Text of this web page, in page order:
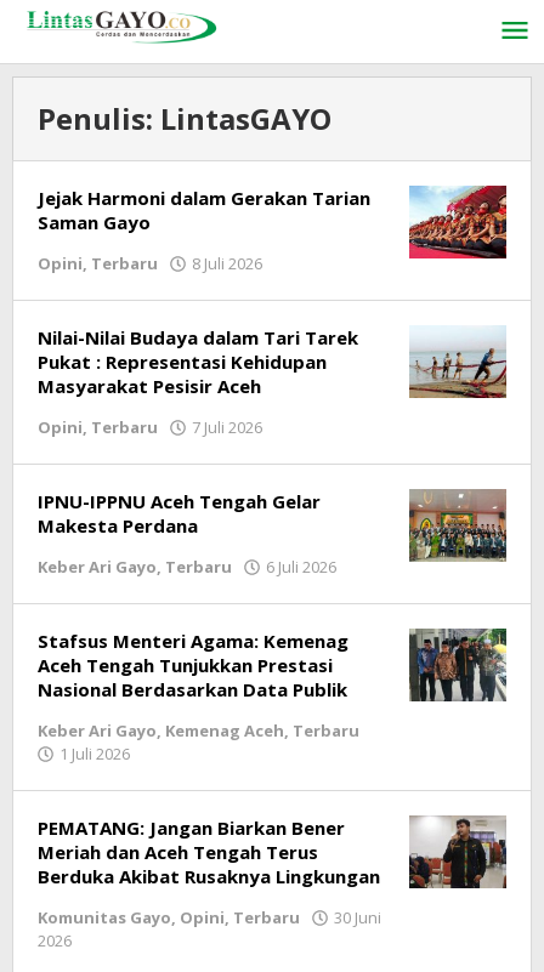
Lewati
konten
Penulis: LintasGAYO
Jejak Harmoni dalam Gerakan Tarian
Saman Gayo
Opini, Terbaru 8 Juli 2026
Nilai-Nilai Budaya dalam Tari Tarek
Pukat : Representasi Kehidupan
Masyarakat Pesisir Aceh
Opini, Terbaru 7 Juli 2026
IPNU-IPPNU Aceh Tengah Gelar
Makesta Perdana
Keber Ari Gayo, Terbaru 6 Juli 2026
Stafsus Menteri Agama: Kemenag
Aceh Tengah Tunjukkan Prestasi
Nasional Berdasarkan Data Publik
Keber Ari Gayo, Kemenag Aceh, Terbaru
1 Juli 2026
PEMATANG: Jangan Biarkan Bener
Meriah dan Aceh Tengah Terus
Berduka Akibat Rusaknya Lingkungan
Komunitas Gayo, Opini, Terbaru
30 Juni
2026